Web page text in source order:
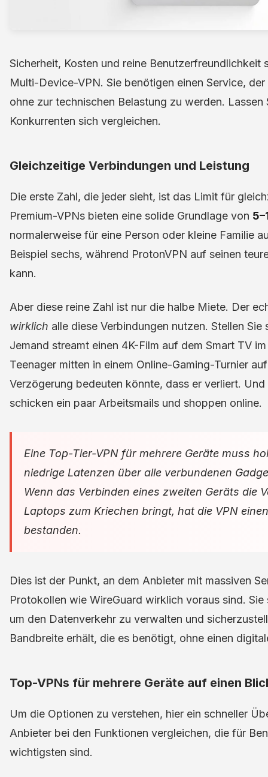
Sicherheit, Kosten und reine Benutzerfreundlichkeit
Multi-Device-VPN. Sie benötigen einen Service,
ohne zur technischen Belastung zu werden. Lassen
Konkurrenten sich vergleichen.
Gleichzeitige Verbindungen und Leistung
Die erste Zahl, die jeder sieht, ist das Limit für
Premium-VPNs bieten eine solide Grundlage von
normalerweise für eine Person oder kleine Familie
Beispiel sechs, während ProtonVPN auf seinen
kann.
Aber diese reine Zahl ist nur die halbe Miete. Der
wirklich alle diese Verbindungen nutzen. Stellen
Jemand streamt einen 4K-Film auf dem Smart TV
Teenager mitten in einem Online-Gaming-Turnier
Verzögerung bedeuten könnte, dass er verliert.
schicken ein paar Arbeitsmails und shoppen online.
Eine Top-Tier-VPN für mehrere Geräte muss
niedrige Latenzen über alle verbundenen
Wenn das Verbinden eines zweiten Geräts die
Laptops zum Kriechen bringt, hat die VPN
bestanden.
Dies ist der Punkt, an dem Anbieter mit massiven
Protokollen wie WireGuard wirklich voraus sind.
um den Datenverkehr zu verwalten und
Bandbreite erhält, die es benötigt, ohne einen
Top-VPNs für mehrere Geräte auf einen
Um die Optionen zu verstehen, hier ein schneller
Anbieter bei den Funktionen vergleichen, die für
wichtigsten sind.